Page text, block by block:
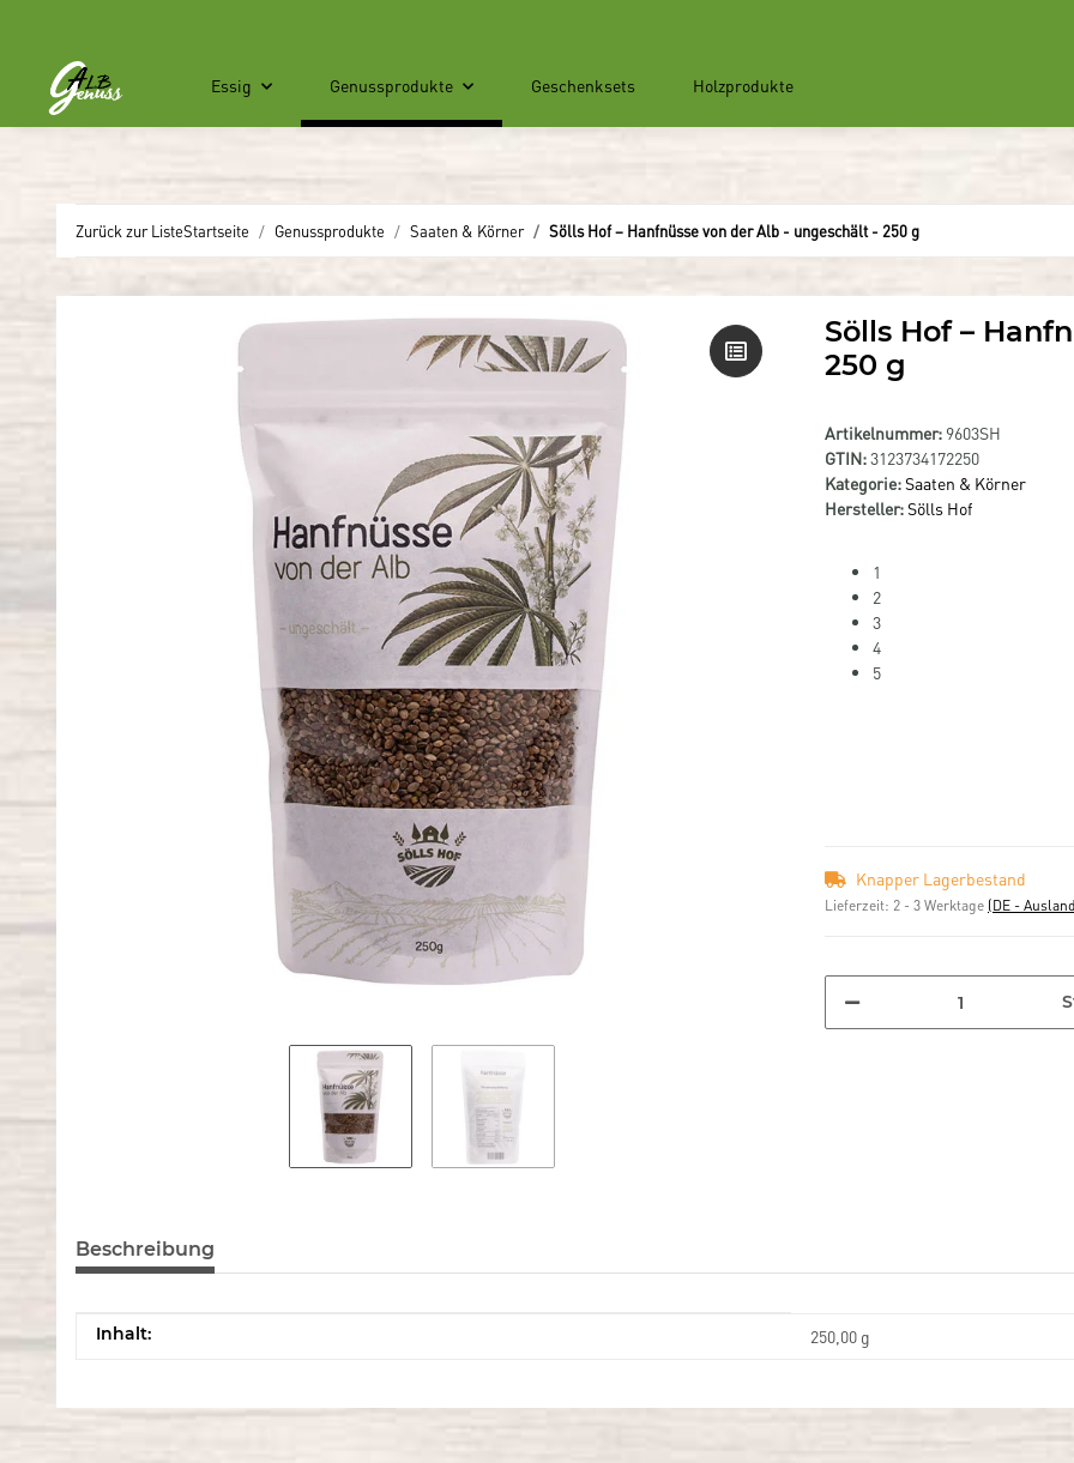
Essig Genussprodukte Geschenksets Holzprodukte
Zurück zur ListeStartseite Genussprodukte Saaten & Körner Sölls Hof – Hanfnüsse von der Alb - ungeschält - 250 g
Sölls Hof –
250 g
Artikelnummer: 9603SH
GTIN:3123734172250
Kategorie:Saaten & Körner
Hersteller:Sölls Hof
1
2
3
4
5
Knapper Lagerbestand
Lieferzeit: 2 - 3 Werktage (DE -
Beschreibung
Produkteigenschaft
Wert
Inhalt: 250,00 g